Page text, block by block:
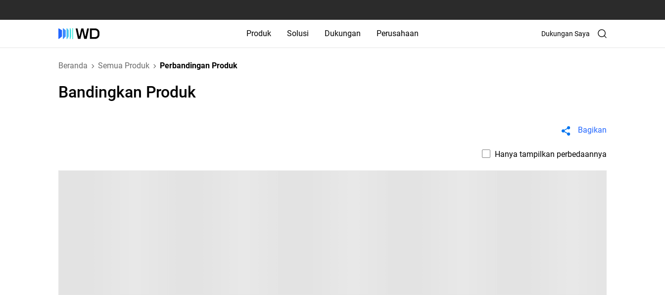
Produk Solusi Dukungan Perusahaan Dukungan Saya
Beranda Semua Produk Perbandingan Produk
Bandingkan Produk
Bagikan
Hanya tampilkan perbedaannya